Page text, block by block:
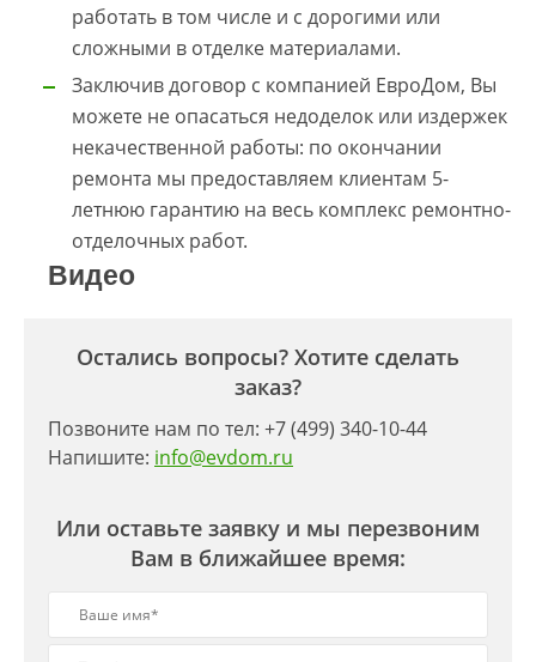
работать в том числе и с дорогими или
сложными в отделке материалами.
Заключив договор с компанией ЕвроДом, Вы
можете не опасаться недоделок или издержек
некачественной работы: по окончании
ремонта мы предоставляем клиентам 5-
летнюю гарантию на весь комплекс ремонтно-
отделочных работ.
Видео
Остались вопросы? Хотите сделать
заказ?
Позвоните нам по тел: +7 (499) 340-10-44
Напишите: info@evdom.ru
Или оставьте заявку и мы перезвоним
Вам в ближайшее время: